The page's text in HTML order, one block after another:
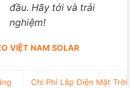
đầu. Hãy tới và trải
nghiệm!
VIỆT NAM SOLAR
Chi Phí Lắp Điện Mặt Trời